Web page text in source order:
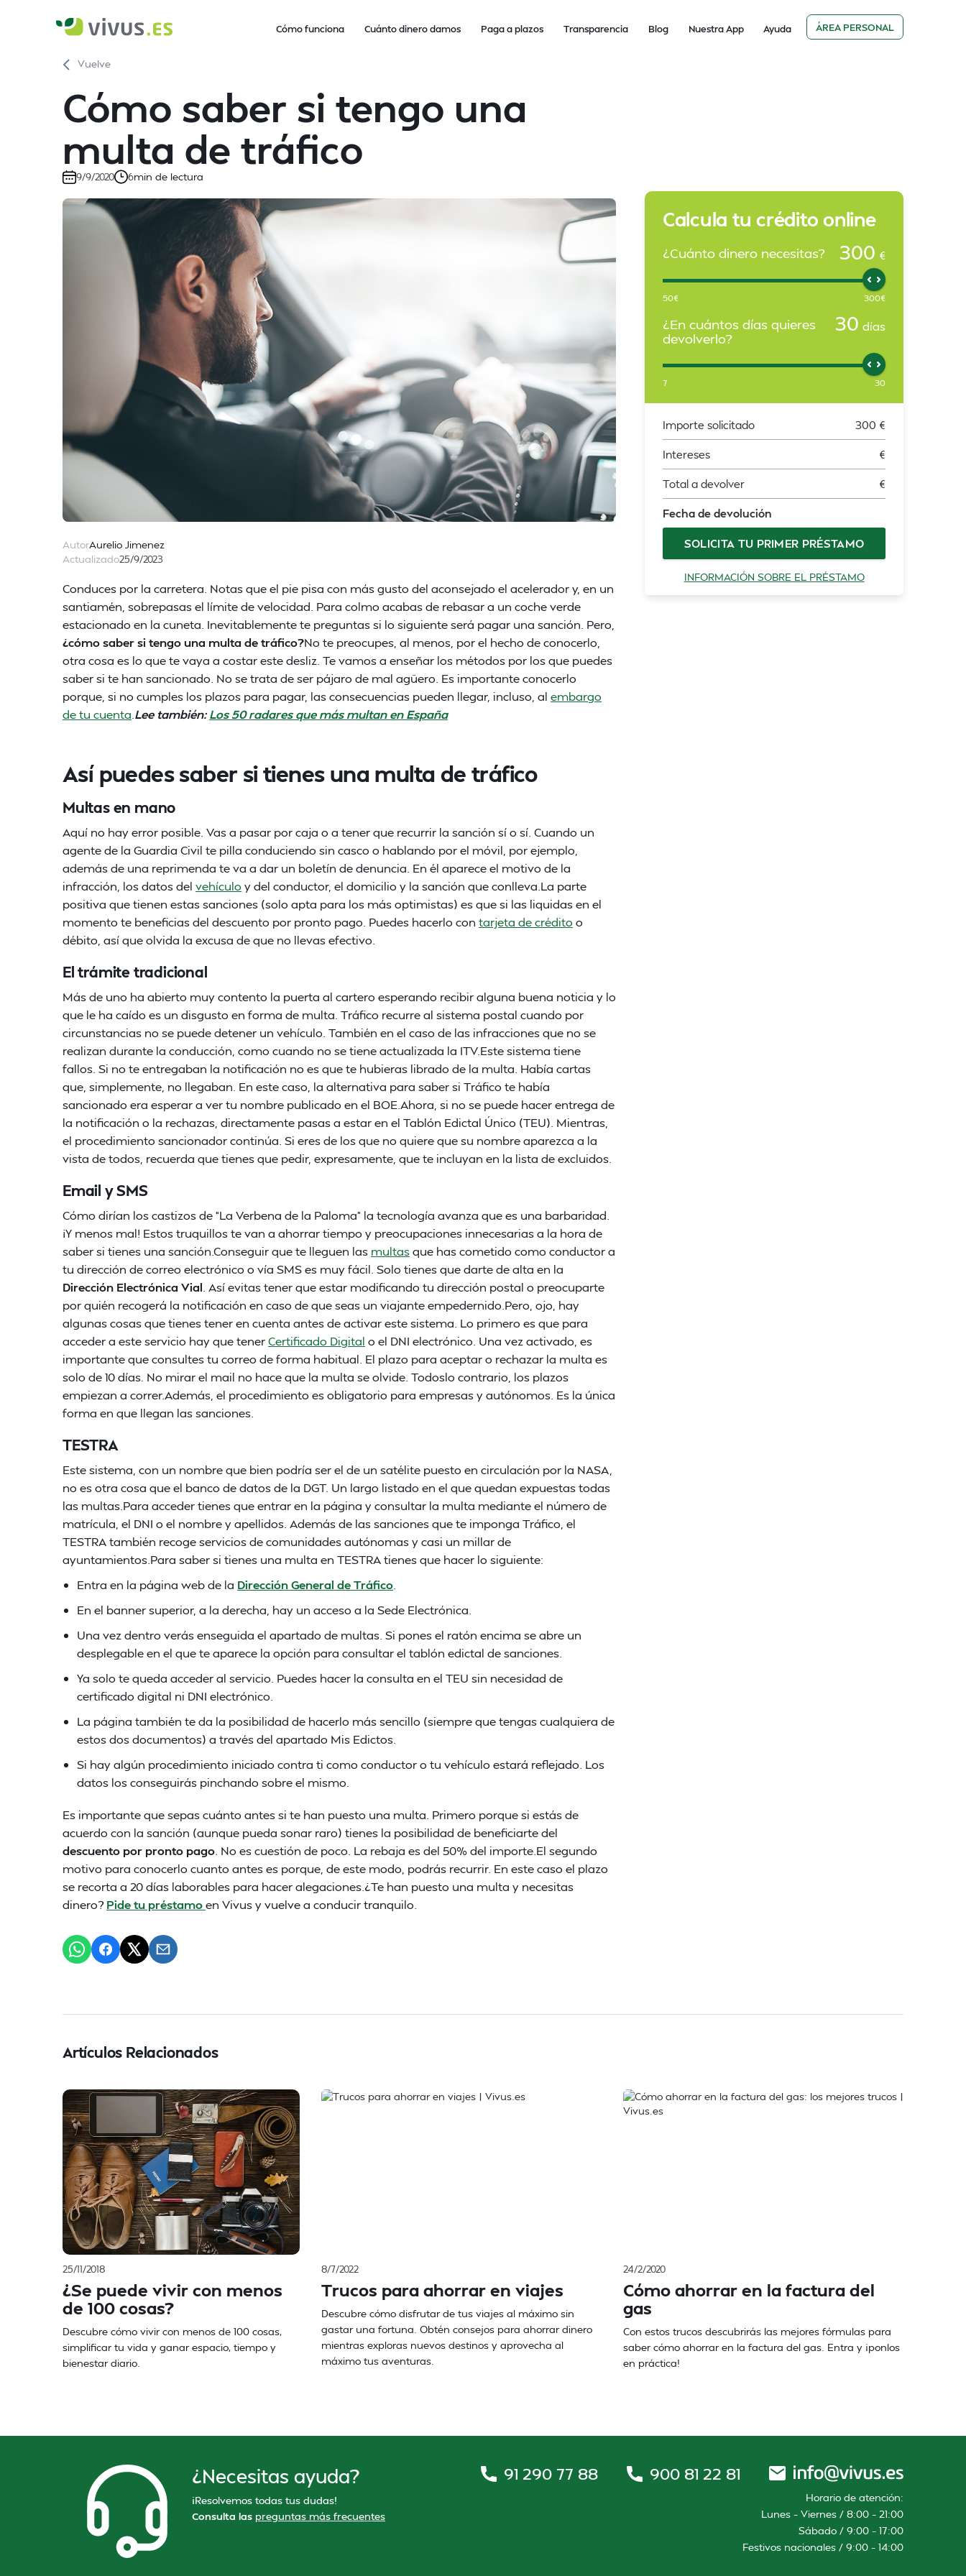
Cómo funciona Cuánto dinero damos Paga a plazos Transparencia Blog Nuestra App Ayuda ÁREA PERSONAL
Vuelve
Cómo saber si tengo una
multa de tráfico
9/9/2020 6min de lectura
AutorAurelio Jimenez
Actualizado25/9/2023
Conduces por la carretera. Notas que el pie pisa con más gusto del aconsejado el acelerador y, en un
santiamén, sobrepasas el límite de velocidad. Para colmo acabas de rebasar a un coche verde
estacionado en la cuneta. Inevitablemente te preguntas si lo siguiente será pagar una sanción. Pero,
¿cómo saber si tengo una multa de tráfico?No te preocupes, al menos, por el hecho de conocerlo,
otra cosa es lo que te vaya a costar este desliz. Te vamos a enseñar los métodos por los que puedes
saber si te han sancionado. No se trata de ser pájaro de mal agüero. Es importante conocerlo
porque, si no cumples los plazos para pagar, las consecuencias pueden llegar, incluso, al embargo
de tu cuenta Lee también:Los 50 radares que más multan en España
Así puedes saber si tienes una multa de tráfico
Multas en mano
Aquí no hay error posible. Vas a pasar por caja o a tener que recurrir la sanción sí o sí. Cuando un
agente de la Guardia Civil te pilla conduciendo sin casco o hablando por el móvil, por ejemplo,
además de una reprimenda te va a dar un boletín de denuncia. En él aparece el motivo de la
infracción, los datos del vehículo y del conductor, el domicilio y la sanción que conlleva.La parte
positiva que tienen estas sanciones (solo apta para los más optimistas) es que si las liquidas en el
momento te beneficias del descuento por pronto pago. Puedes hacerlo con tarjeta de crédito o
débito, así que olvida la excusa de que no llevas efectivo.
El trámite tradicional
Más de uno ha abierto muy contento la puerta al cartero esperando recibir alguna buena noticia y lo
que le ha caído es un disgusto en forma de multa. Tráfico recurre al sistema postal cuando por
circunstancias no se puede detener un vehículo. También en el caso de las infracciones que no se
realizan durante la conducción, como cuando no se tiene actualizada la ITV.Este sistema tiene
fallos. Si no te entregaban la notificación no es que te hubieras librado de la multa. Había cartas
que, simplemente, no llegaban. En este caso, la alternativa para saber si Tráfico te había
sancionado era esperar a ver tu nombre publicado en el BOE.Ahora, si no se puede hacer entrega de
la notificación o la rechazas, directamente pasas a estar en el Tablón Edictal Único (TEU). Mientras,
el procedimiento sancionador continúa. Si eres de los que no quiere que su nombre aparezca a la
vista de todos, recuerda que tienes que pedir, expresamente, que te incluyan en la lista de excluidos.
Email y SMS
Cómo dirían los castizos de “La Verbena de la Paloma” la tecnología avanza que es una barbaridad.
¡Y menos mal! Estos truquillos te van a ahorrar tiempo y preocupaciones innecesarias a la hora de
saber si tienes una sanción.Conseguir que te lleguen las multasque has cometido como conductor a
tu dirección de correo electrónico o vía SMS es muy fácil. Solo tienes que darte de alta en la
Dirección Electrónica Vial . Así evitas tener que estar modificando tu dirección postal o preocuparte
por quién recogerá la notificación en caso de que seas un viajante empedernido.Pero, ojo, hay
algunas cosas que tienes tener en cuenta antes de activar este sistema. Lo primero es que para
acceder a este servicio hay que tenerCertificado Digital o el DNI electrónico. Una vez activado, es
importante que consultes tu correo de forma habitual. El plazo para aceptar o rechazar la multa es
solo de 10 días. No mirar el mail no hace que la multa se olvide. Todoslo contrario, los plazos
empiezan a correr.Además, el procedimiento es obligatorio para empresas y autónomos. Es la única
forma en que llegan las sanciones.
TESTRA
Este sistema, con un nombre que bien podría ser el de un satélite puesto en circulación por la NASA,
no es otra cosa que el banco de datos de la DGT. Un largo listado en el que quedan expuestas todas
las multas.Para acceder tienes que entrar en la página y consultar la multa mediante el número de
matrícula, el DNI o el nombre y apellidos. Además de las sanciones que te imponga Tráfico, el
TESTRA también recoge servicios de comunidades autónomas y casi un millar de
ayuntamientos.Para saber si tienes una multa en TESTRA tienes que hacer lo siguiente:
Entra en la página web de la Dirección General de Tráfico
En el banner superior, a la derecha, hay un acceso a la Sede Electrónica.
Una vez dentro verás enseguida el apartado de multas. Si pones el ratón encima se abre un
desplegable en el que te aparece la opción para consultar el tablón edictal de sanciones.
Ya solo te queda acceder al servicio. Puedes hacer la consulta en el TEU sin necesidad de
certificado digital ni DNI electrónico.
La página también te da la posibilidad de hacerlo más sencillo (siempre que tengas cualquiera de
estos dos documentos) a través del apartado Mis Edictos.
Si hay algún procedimiento iniciado contra ti como conductor o tu vehículo estará reflejado. Los
datos los conseguirás pinchando sobre el mismo.
Es importante que sepas cuánto antes si te han puesto una multa. Primero porque si estás de
acuerdo con la sanción (aunque pueda sonar raro) tienes la posibilidad de beneficiarte del
descuento por pronto pago . No es cuestión de poco. La rebaja es del 50% del importe.El segundo
motivo para conocerlo cuanto antes es porque, de este modo, podrás recurrir. En este caso el plazo
se recorta a 20 días laborables para hacer alegaciones.¿Te han puesto una multa y necesitas
dinero?Pide tu préstamoen Vivus y vuelve a conducir tranquilo.
Calcula tu crédito online
¿Cuánto dinero necesitas? 300 €
50€ 300€
¿En cuántos días quieres
devolverlo?
30 días
7 30
Importe solicitado 300 €
Intereses €
Total a devolver €
Fecha de devolución
SOLICITA TU PRIMER PRÉSTAMO
INFORMACIÓN SOBRE EL PRÉSTAMO
Artículos Relacionados
25/11/2018
¿Se puede vivir con menos
de 100 cosas?
Descubre cómo vivir con menos de 100 cosas,
simplificar tu vida y ganar espacio, tiempo y
bienestar diario.
8/7/2022
Trucos para ahorrar en viajes
Descubre cómo disfrutar de tus viajes al máximo sin
gastar una fortuna. Obtén consejos para ahorrar dinero
mientras exploras nuevos destinos y aprovecha al
máximo tus aventuras.
24/2/2020
Cómo ahorrar en la factura del
gas
Con estos trucos descubrirás las mejores fórmulas para
saber cómo ahorrar en la factura del gas. Entra y ¡ponlos
en práctica!
¿Necesitas ayuda?
¡Resolvemos todas tus dudas!
Consulta las preguntas más frecuentes
91 290 77 88 900 81 22 81
Horario de atención:
Lunes – Viernes / 8:00 – 21:00
Sábado / 9:00 – 17:00
Festivos nacionales / 9:00 – 14:00